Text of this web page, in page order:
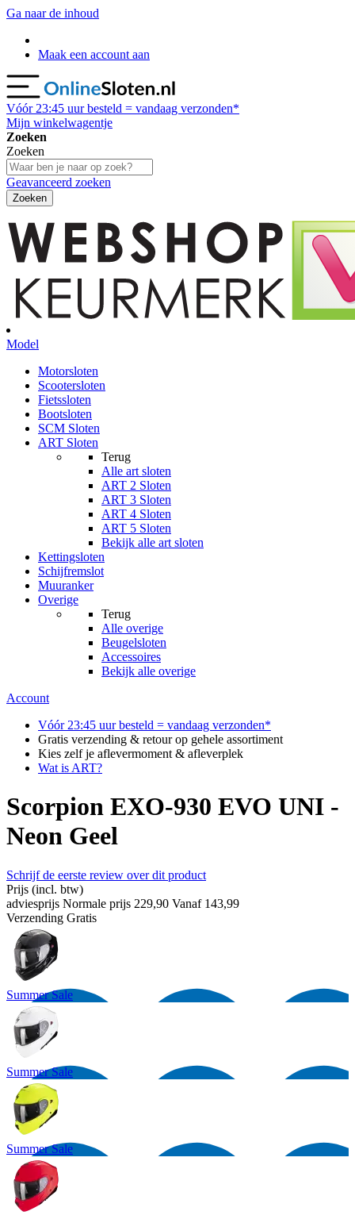
Ga naar de inhoud
Maak een account aan
Vóór 23:45 uur besteld = vandaag verzonden*
Mijn winkelwagentje
Zoeken
Zoeken
Geavanceerd zoeken
Zoeken
Model
Motorsloten
Scootersloten
Fietssloten
Bootsloten
SCM Sloten
ART Sloten
Terug
Alle art sloten
ART 2 Sloten
ART 3 Sloten
ART 4 Sloten
ART 5 Sloten
Bekijk alle art sloten
Kettingsloten
Schijfremslot
Muuranker
Overige
Terug
Alle overige
Beugelsloten
Accessoires
Bekijk alle overige
Account
Vóór 23:45 uur besteld = vandaag verzonden*
Gratis verzending & retour op gehele assortiment
Kies zelf je aflevermoment & afleverplek
Wat is ART?
Scorpion EXO-930 EVO UNI -
Neon Geel
Schrijf de eerste review over dit product
Prijs (incl. btw)
adviesprijs Normale prijs 229,90 Vanaf 143,99
Verzending Gratis
Summer Sale
Summer Sale
Summer Sale